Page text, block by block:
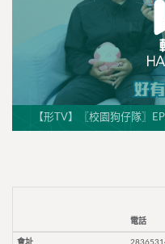
【形TV】〖校園狗仔隊〗
電話
會址